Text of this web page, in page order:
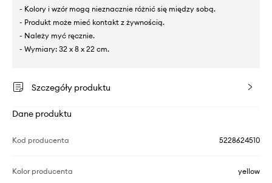
- Kolory i wzór mogą nieznacznie różnić się między sobą.
- Produkt może mieć kontakt z żywnością.
- Należy myć ręcznie.
- Wymiary: 32 x 8 x 22 cm.
Szczegóły produktu
Dane produktu
Kod producenta 5228624510
Kolor producenta yellow